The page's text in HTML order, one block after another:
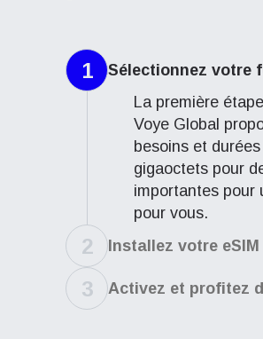
1
Sélectionnez votre
La première
Voye Global
besoins et
gigaoctets pour
importantes pour
pour vous.
2 Installez votre eSIM
3 Activez et profitez